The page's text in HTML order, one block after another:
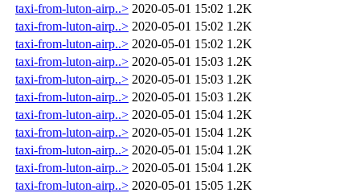
taxi-from-luton-airp..> 2020-05-01 15:02 1.2K
taxi-from-luton-airp..> 2020-05-01 15:02 1.2K
taxi-from-luton-airp..> 2020-05-01 15:02 1.2K
taxi-from-luton-airp..> 2020-05-01 15:03 1.2K
taxi-from-luton-airp..> 2020-05-01 15:03 1.2K
taxi-from-luton-airp..> 2020-05-01 15:03 1.2K
taxi-from-luton-airp..> 2020-05-01 15:04 1.2K
taxi-from-luton-airp..> 2020-05-01 15:04 1.2K
taxi-from-luton-airp..> 2020-05-01 15:04 1.2K
taxi-from-luton-airp..> 2020-05-01 15:04 1.2K
taxi-from-luton-airp..> 2020-05-01 15:05 1.2K